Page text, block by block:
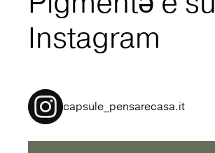
Instagram
capsule_pensarecasa.it